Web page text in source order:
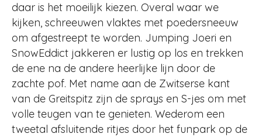
daar is het moeilijk kiezen. Overal waar we
kijken, schreeuwen vlaktes met poedersneeuw
om afgestreept te worden. Jumping Joeri en
SnowEddict jakkeren er lustig op los en trekken
de ene na de andere heerlijke lijn door de
zachte pof. Met name aan de Zwitserse kant
van de Greitspitz zijn de sprays en S-jes om met
volle teugen van te genieten. Wederom een
tweetal afsluitende ritjes door het funpark op de